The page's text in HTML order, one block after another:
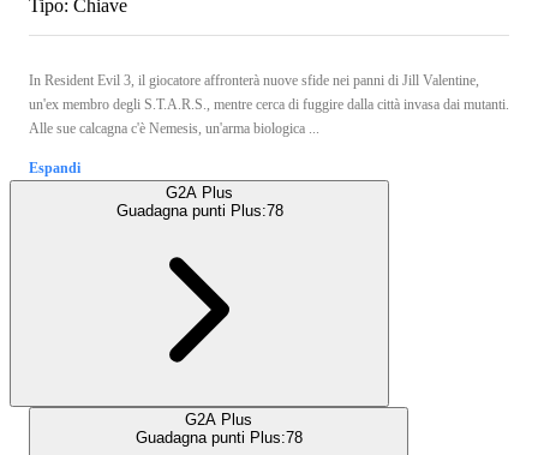
Tipo: Chiave
In Resident Evil 3, il giocatore affronterà nuove sfide nei panni di Jill Valentine,
un'ex membro degli S.T.A.R.S., mentre cerca di fuggire dalla città invasa dai mutanti.
Alle sue calcagna c'è Nemesis, un'arma biologica ...
Espandi
G2A Plus
Guadagna punti Plus:78
G2A Plus
Guadagna punti Plus:78